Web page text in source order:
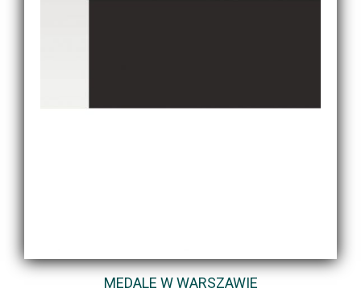
MEDALE W WARSZAWIE